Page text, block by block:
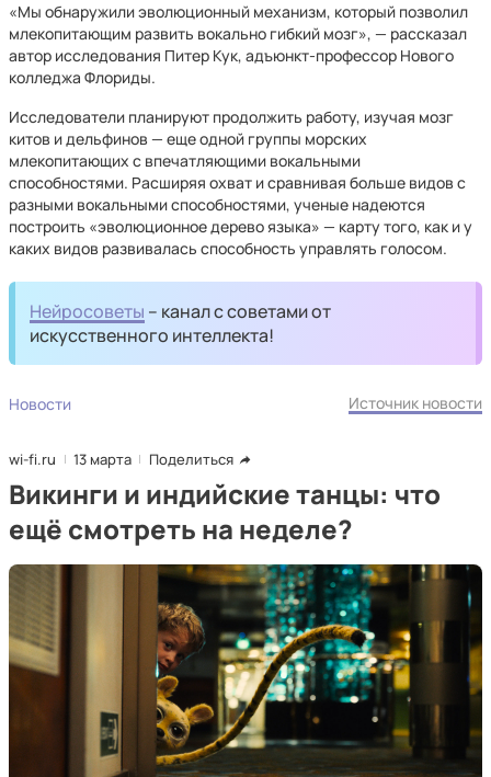
«Мы обнаружили эволюционный механизм, который позволил
млекопитающим развить вокально гибкий мозг», — рассказал
автор исследования Питер Кук, адъюнкт-профессор Нового
колледжа Флориды.
Исследователи планируют продолжить работу, изучая мозг
китов и дельфинов — еще одной группы морских
млекопитающих с впечатляющими вокальными
способностями. Расширяя охват и сравнивая больше видов с
разными вокальными способностями, ученые надеются
построить «эволюционное дерево языка» — карту того, как и у
каких видов развивалась способность управлять голосом.
Нейросоветы – канал с советами от
искусственного интеллекта!
Новости Источник новости
wi-fi.ru 13 марта Поделиться
Викинги и индийские танцы: что
ещё смотреть на неделе?